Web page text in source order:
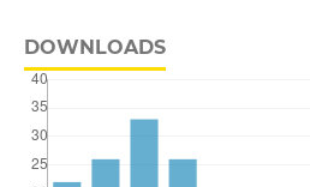
DOWNLOADS